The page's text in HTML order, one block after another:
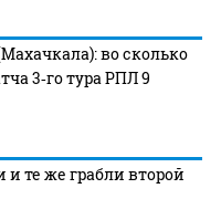
во сколько
3‑го тура РПЛ 9
те же грабли второй